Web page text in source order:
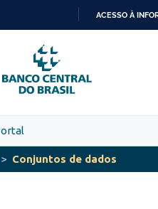
PARA
O
CONTEÚDO
ACESSO À
Conjuntos de dados